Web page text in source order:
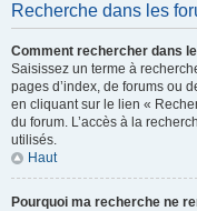
Recherche dans les
Comment rechercher dans
Saisissez un terme à
pages d’index, de forums ou
en cliquant sur le lien «
du forum. L’accès à la
utilisés.
Haut
Pourquoi ma recherche ne